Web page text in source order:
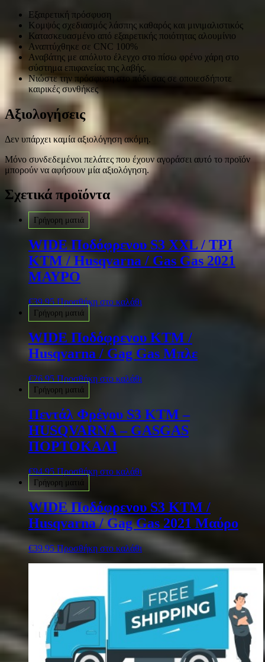
Εξαιρετική πρόσφυση
Κομψός σχεδιασμός λάσπης καθαρός και μινιμαλιστικός
Κατασκευασμένο από εξαιρετικής ποιότητας αλουμίνιο
Αναπτύχθηκε σε CNC 100%
Αναβάτης με απόλυτο έλεγχο στο πίσω φρένο χάρη στο
σύστημα επιφανείας της λαβής.
Νιώστε την πρόσφυση στο πόδι σας σε οποιεσδήποτε
καιρικές συνθήκες
Αξιολογήσεις
Δεν υπάρχει καμία αξιολόγηση ακόμη.
Μόνο συνδεδεμένοι πελάτες που έχουν αγοράσει αυτό το προϊόν
μπορούν να αφήσουν μία αξιολόγηση.
Σχετικά προϊόντα
Γρήγορη ματιά
WIDE Ποδόφρενου S3 XXL / TPI
KTM / Husqvarna / Gas Gas 2021
ΜΑΥΡΟ
€39.95 Προσθήκη στο καλάθι
Γρήγορη ματιά
WIDE Ποδόφρενου KTM /
Husqvarna / Gag Gas Μπλε
€26.95 Προσθήκη στο καλάθι
Γρήγορη ματιά
Πεντάλ Φρένου S3 KTM –
HUSQVARNA – GASGAS
ΠΟΡΤΟΚΑΛΙ
€94.95 Προσθήκη στο καλάθι
Γρήγορη ματιά
WIDE Ποδόφρενου S3 KTM /
Husqvarna / Gag Gas 2021 Μαύρο
€39.95 Προσθήκη στο καλάθι